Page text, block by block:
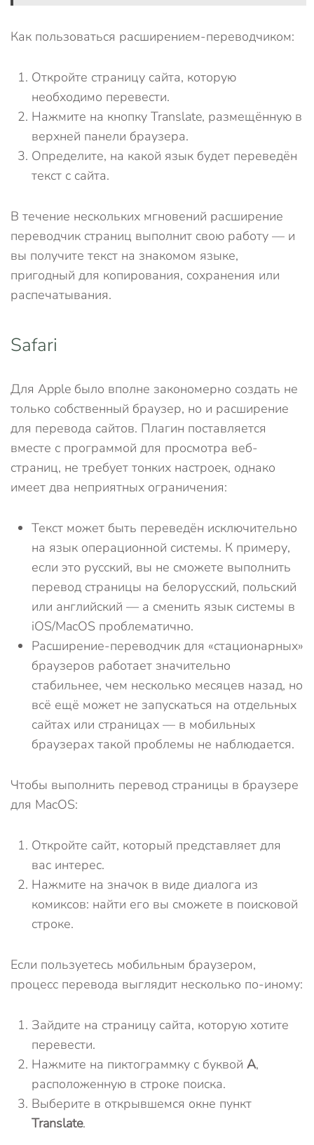
Как пользоваться расширением-переводчиком:
Откройте страницу сайта, которую
необходимо перевести.
Нажмите на кнопку Translate, размещённую в
верхней панели браузера.
Определите, на какой язык будет переведён
текст с сайта.
В течение нескольких мгновений расширение
переводчик страниц выполнит свою работу — и
вы получите текст на знакомом языке,
пригодный для копирования, сохранения или
распечатывания.
Safari
Для Apple было вполне закономерно создать не
только собственный браузер, но и расширение
для перевода сайтов. Плагин поставляется
вместе с программой для просмотра веб-
страниц, не требует тонких настроек, однако
имеет два неприятных ограничения:
Текст может быть переведён исключительно
на язык операционной системы. К примеру,
если это русский, вы не сможете выполнить
перевод страницы на белорусский, польский
или английский — а сменить язык системы в
iOS/MacOS проблематично.
Расширение-переводчик для «стационарных»
браузеров работает значительно
стабильнее, чем несколько месяцев назад, но
всё ещё может не запускаться на отдельных
сайтах или страницах — в мобильных
браузерах такой проблемы не наблюдается.
Чтобы выполнить перевод страницы в браузере
для MacOS:
Откройте сайт, который представляет для
вас интерес.
Нажмите на значок в виде диалога из
комиксов: найти его вы сможете в поисковой
строке.
Если пользуетесь мобильным браузером,
процесс перевода выглядит несколько по-иному:
Зайдите на страницу сайта, которую хотите
перевести.
Нажмите на пиктограммку с буквой А,
расположенную в строке поиска.
Выберите в открывшемся окне пункт
Translate.